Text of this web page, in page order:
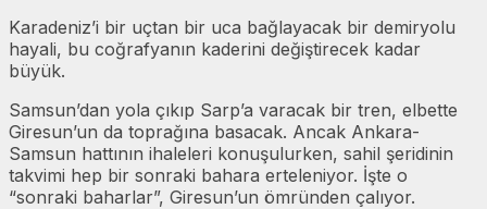
Karadeniz’i bir uçtan bir uca bağlayacak bir demiryolu
hayali, bu coğrafyanın kaderini değiştirecek kadar
büyük.
Samsun’dan yola çıkıp Sarp’a varacak bir tren, elbette
Giresun’un da toprağına basacak. Ancak Ankara-
Samsun hattının ihaleleri konuşulurken, sahil şeridinin
takvimi hep bir sonraki bahara erteleniyor. İşte o
“sonraki baharlar”, Giresun’un ömründen çalıyor.